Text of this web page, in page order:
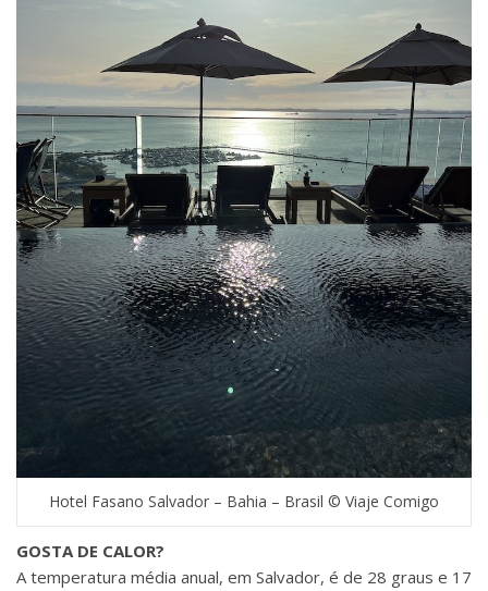
Hotel Fasano Salvador – Bahia – Brasil © Viaje Comigo
GOSTA DE CALOR?
A temperatura média anual, em Salvador, é de 28 graus e 17